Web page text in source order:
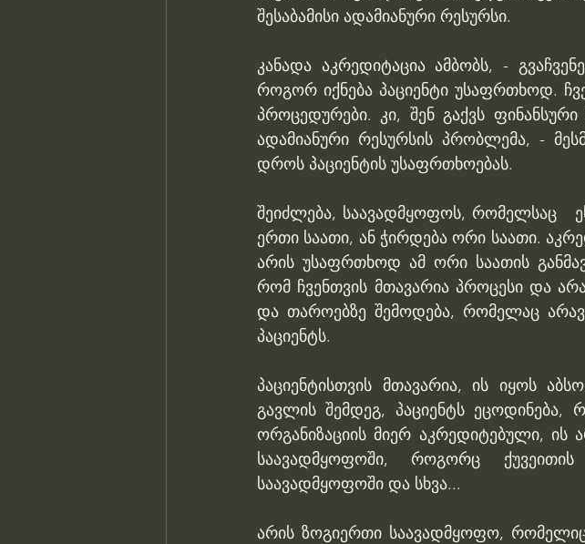
შესაბამისი ადამიანური რესურსი.
კანადა აკრედიტაცია ამბობს, -
როგორ იქნება პაციენტი უსაფრთხოდ.
პროცედურები. კი, შენ გაქვს
ადამიანური რესურსის პრობლემა, -
დროს პაციენტის უსაფრთხოებას.
შეიძლება, საავადმყოფოს, რომელსაც
ერთი საათი, ან ჭირდება ორი საათი.
არის უსაფრთხოდ ამ ორი საათის
რომ ჩვენთვის მთავარია პროცესი და
და თაროებზე შემოდება, რომელაც
პაციენტს.
პაციენტისთვის მთავარია, ის იყოს
გავლის შემდეგ, პაციენტს
ორგანიზაციის მიერ აკრედიტებული,
საავადმყოფოში, როგორც
საავადმყოფოში და სხვა...
არის ზოგიერთი საავადმყოფო,